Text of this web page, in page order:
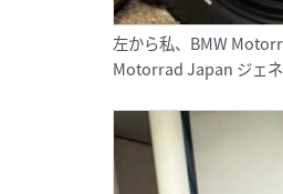
左から私、BMW
Motorrad Japan ジェ